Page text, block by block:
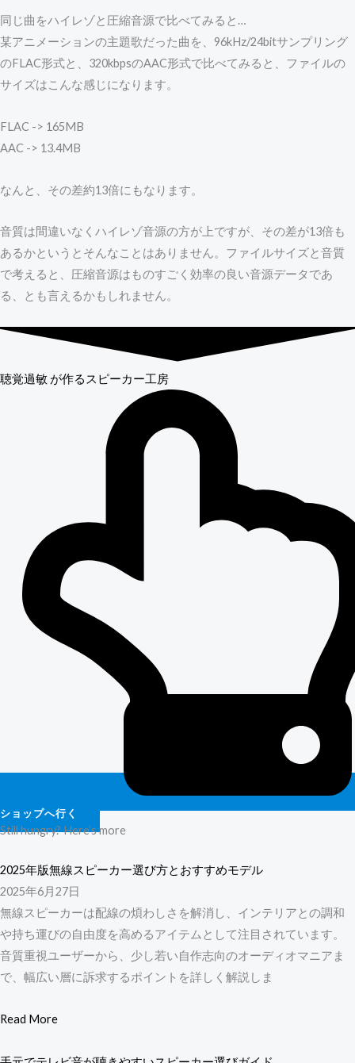
同じ曲をハイレゾと圧縮音源で比べてみると…
某アニメーションの主題歌だった曲を、96kHz/24bitサンプリング
のFLAC形式と、320kbpsのAAC形式で比べてみると、ファイルの
サイズはこんな感じになります。
FLAC -> 165MB
AAC -> 13.4MB
なんと、その差約13倍にもなります。
音質は間違いなくハイレゾ音源の方が上ですが、その差が13倍も
あるかというとそんなことはありません。ファイルサイズと音質
で考えると、圧縮音源はものすごく効率の良い音源データであ
る、とも言えるかもしれません。
聴覚過敏 が作るスピーカー工房
ショップへ行く
Still hungry? Here’s more
2025年版無線スピーカー選び方とおすすめモデル
2025年6月27日
無線スピーカーは配線の煩わしさを解消し、インテリアとの調和
や持ち運びの自由度を高めるアイテムとして注目されています。
音質重視ユーザーから、少し若い自作志向のオーディオマニアま
で、幅広い層に訴求するポイントを詳しく解説しま
Read More